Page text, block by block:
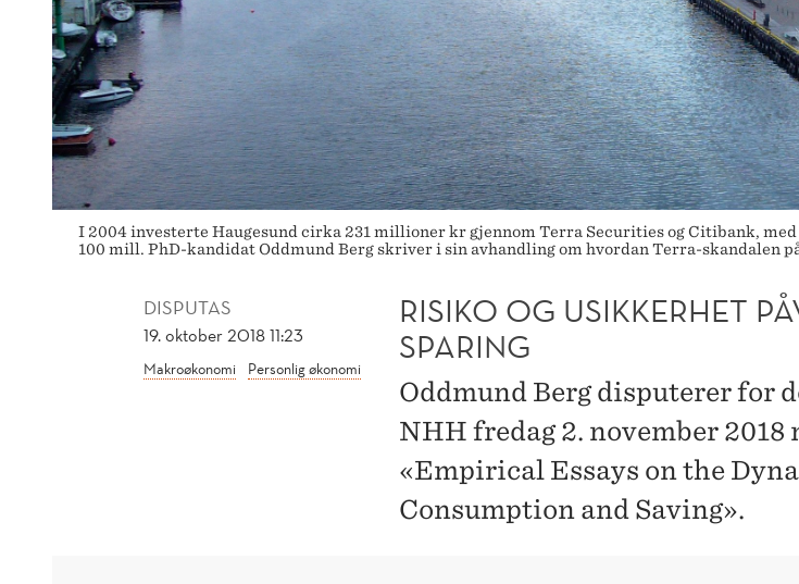
I 2004 investerte Haugesund cirka 231 millioner kr gjennom Terra Securities og Citibank,
100 mill. PhD-kandidat Oddmund Berg skriver i sin avhandling om hvordan Terra-
DISPUTAS
19. oktober 2018 11:23
Makroøkonomi Personlig økonomi
RISIKO OG USIKKERHET
SPARING
Oddmund Berg disputerer for
NHH fredag 2. november
«Empirical Essays on the
Consumption and Saving».